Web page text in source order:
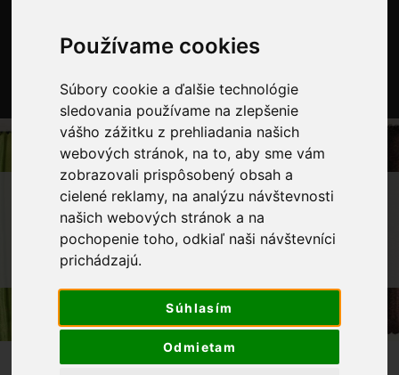
Používame cookies
Súbory cookie a ďalšie technológie
sledovania používame na zlepšenie
vášho zážitku z prehliadania našich
webových stránok, na to, aby sme vám
zobrazovali prispôsobený obsah a
cielené reklamy, na analýzu návštevnosti
našich webových stránok a na
pochopenie toho, odkiaľ naši návštevníci
prichádzajú.
Súhlasím
Odmietam
OBCHOD LÁTKY METRÁŽ
BAVLNENÉ LÁTKY
BAVLNENÉ PLÁTNO
BAVLNENÁ LÁTKA BIELE BODKY 2MM
NA ZELENOM PODKLADE